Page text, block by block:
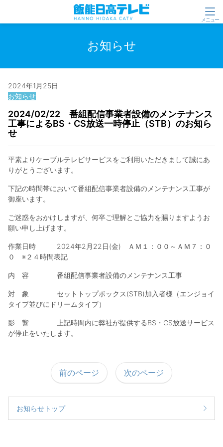
お知らせ
2024年1月25日
お知らせ
2024/02/22 番組配信事業者設備のメンテナンス
工事によるBS・CS放送一時停止（STB）のお知ら
せ
平素よりケーブルテレビサービスをご利用いただきまして誠にあ
りがとうございます。
下記の時間帯において番組配信事業者設備のメンテナンス工事が
御座います。
ご迷惑をおかけしますが、何卒ご理解とご協力を賜りますようお
願い申し上げます。
作業日時 2024年2月22日(金) ＡＭ１：００～ＡＭ７：０
０ ※２４時間表記
内 容 番組配信事業者設備のメンテナンス工事
対 象 セットトップボックス(STB)加入者様（エンジョイ
タイプ並びにドリームタイプ）
影 響 上記時間内に弊社が提供するBS・CS放送サービス
が停止をいたします。
前のページ 次のページ
お知らせトップ